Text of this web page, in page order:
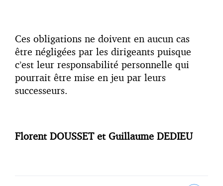
Ces obligations ne doivent en aucun cas
être négligées par les dirigeants puisque
c’est leur responsabilité personnelle qui
pourrait être mise en jeu par leurs
successeurs.
Florent DOUSSET et Guillaume DEDIEU